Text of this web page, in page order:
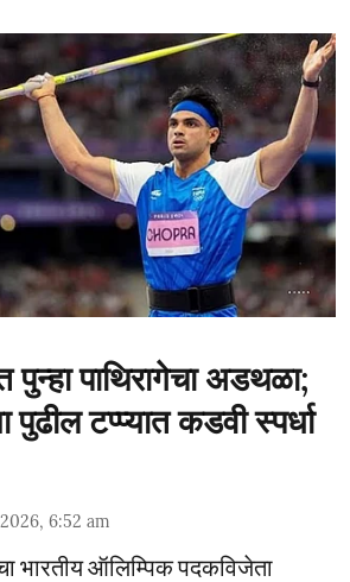
पुन्हा पाथिरागेचा अडथळा;
टप्प्यात कडवी स्पर्धा
6:52 am
भारतीय ऑलिम्पिक पदकविजेता